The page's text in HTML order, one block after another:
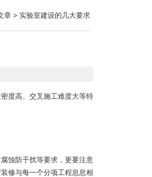
章 > 实验室建设的几大要求
度高、交叉施工难度大等特
蚀防干扰等要求，更要注意
修与每一个分项工程息息相